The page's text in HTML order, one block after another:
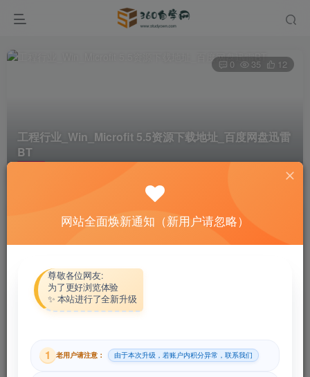
工程行业_Win_Microfit 5.5资源下载地址_百度网盘迅雷
BT
0 35 12
热心网友 关注
工程行业_Win_Microfit 5.5资源下载地址_百度网盘迅雷BT
此内容为付费资源，请付费后查看
29积分
付费资源
网站全面焕新通知（新用户请忽略）
尊敬各位网友:
为了更好浏览体验
✨ 本站进行了全新升级
1 老用户请注意： 由于本次升级，若账户内积分异常，联系我们